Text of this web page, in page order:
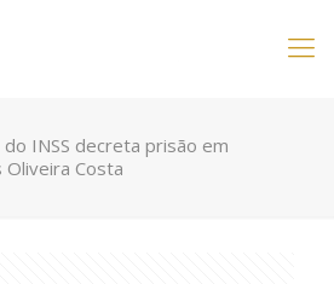
INSS decreta prisão em
Costa